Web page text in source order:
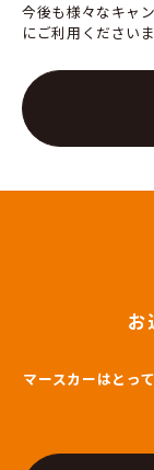
今後も様々なキャ
にご利用くださいま
お
マースカーはとっ